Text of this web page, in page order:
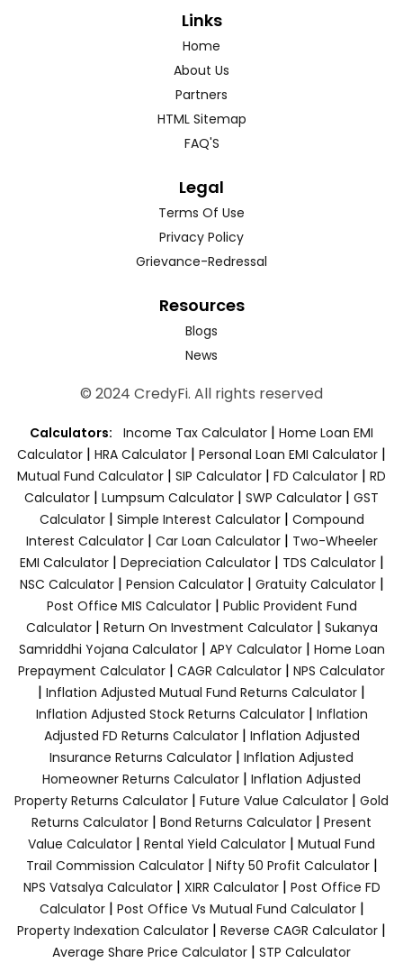
Links
Home
About Us
Partners
HTML Sitemap
FAQ'S
Legal
Terms Of Use
Privacy Policy
Grievance-Redressal
Resources
Blogs
News
© 2024 CredyFi. All rights reserved
Calculators: Income Tax Calculator | Home Loan EMI
Calculator | HRA Calculator | Personal Loan EMI Calculator |
Mutual Fund Calculator | SIP Calculator | FD Calculator | RD
Calculator | Lumpsum Calculator | SWP Calculator | GST
Calculator| Simple Interest Calculator| Compound
Interest Calculator| Car Loan Calculator| Two-Wheeler
EMI Calculator| Depreciation Calculator| TDS Calculator|
NSC Calculator| Pension Calculator| Gratuity Calculator|
Post Office MIS Calculator| Public Provident Fund
Calculator| Return On Investment Calculator| Sukanya
Samriddhi Yojana Calculator| APY Calculator| Home Loan
Prepayment Calculator | CAGR Calculator | NPS Calculator
| Inflation Adjusted Mutual Fund Returns Calculator |
Inflation Adjusted Stock Returns Calculator| Inflation
Adjusted FD Returns Calculator| Inflation Adjusted
Insurance Returns Calculator | Inflation Adjusted
Homeowner Returns Calculator | Inflation Adjusted
Property Returns Calculator | Future Value Calculator | Gold
Returns Calculator | Bond Returns Calculator | Present
Value Calculator | Rental Yield Calculator | Mutual Fund
Trail Commission Calculator| Nifty 50 Profit Calculator|
NPS Vatsalya Calculator| XIRR Calculator| Post Office FD
Calculator| Post Office Vs Mutual Fund Calculator|
Property Indexation Calculator | Reverse CAGR Calculator |
Average Share Price Calculator | STP Calculator